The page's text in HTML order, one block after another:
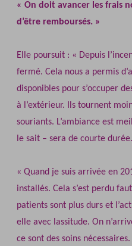
« On doit avancer les frais
d’être remboursés. »
Elle poursuit : « Depuis
fermé. Cela nous a permis
disponibles pour s’occuper
à l’extérieur. Ils tournent
souriants. L’ambiance est
le sait – sera de courte durée.
« Quand je suis arrivée en
installés. Cela s’est perdu
patients sont plus durs et
elle avec lassitude. On
ce sont des soins